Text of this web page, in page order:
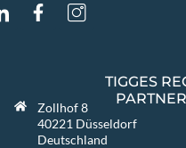
TIGGES
Zollhof 8
40221 Düsseldorf
Deutschland